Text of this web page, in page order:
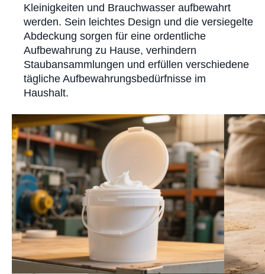
Kleinigkeiten und Brauchwasser aufbewahrt
werden. Sein leichtes Design und die versiegelte
Abdeckung sorgen für eine ordentliche
Aufbewahrung zu Hause, verhindern
Staubansammlungen und erfüllen verschiedene
tägliche Aufbewahrungsbedürfnisse im
Haushalt.